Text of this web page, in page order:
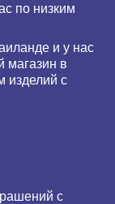
по низким
и у нас
магазин в
изделий с
с